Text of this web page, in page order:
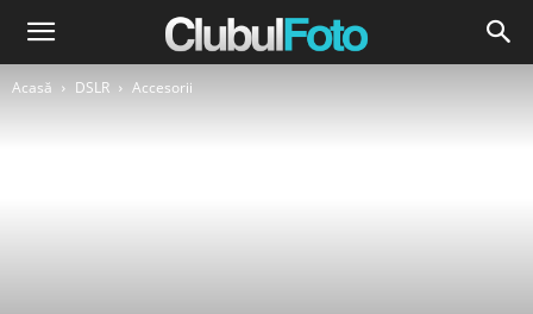
Acasă DSLR Accesorii